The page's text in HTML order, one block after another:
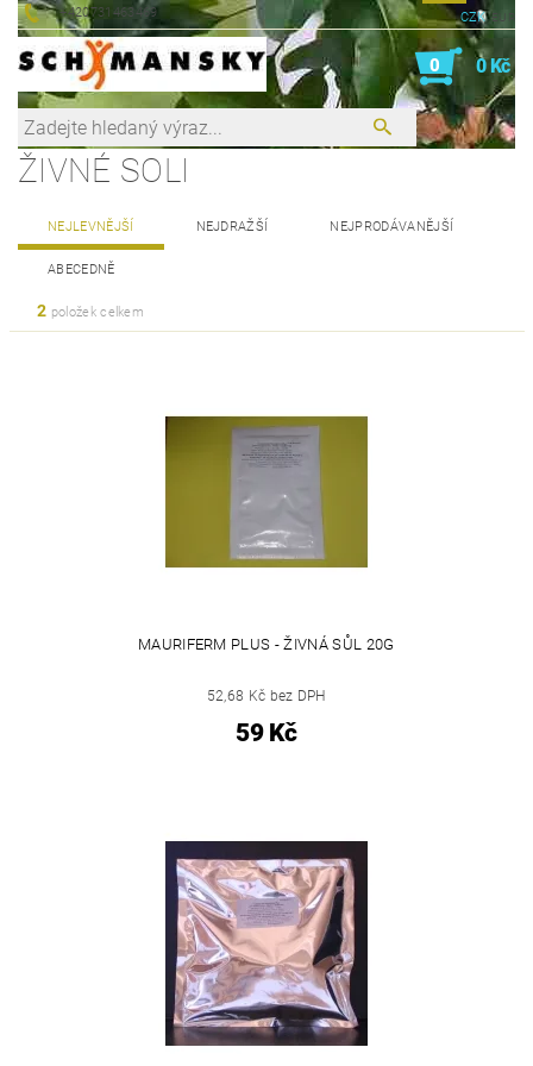
+420731463469 CZK EUR
0 0 Kč
ŽIVNÉ SOLI
NEJLEVNĚJŠÍ NEJDRAŽŠÍ NEJPRODÁVANĚJŠÍ
ABECEDNĚ
2 položek celkem
MAURIFERM PLUS - ŽIVNÁ SŮL 20G
52,68 Kč bez DPH
59 Kč